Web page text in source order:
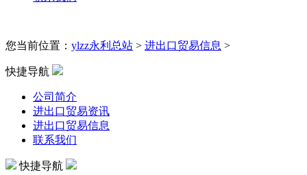
您当前位置： ylzz永利总站 > 进出口贸易信息 >
快捷导航
公司简介
进出口贸易资讯
进出口贸易信息
联系我们
快捷导航